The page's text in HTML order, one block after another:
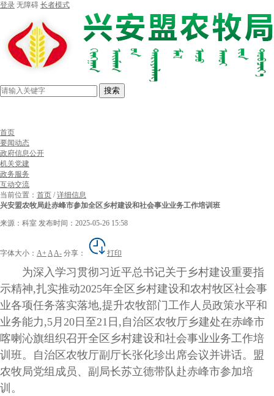
登录 无障碍 长者模式
搜索
首页
要闻动态
政府信息公开
机关党建
政务服务
互动交流
当前位置： 首页 /详细信息
兴安盟农牧局赴赤峰市参加全区乡村建设和社会事业业务工作培训班
来源：科室 发布时间：2025-05-26 15:58
字体大小： A+ AA- 分享： 打印
为深入学习贯彻习近平总书记关于乡村建设重要指
示精神,扎实推动2025年全区乡村建设和农村牧区社会事
业各项任务落实落地,提升农牧部门工作人员政策水平和
业务能力,5月20日至21日,自治区农牧厅乡建处在赤峰市
喀喇沁旗组织召开全区乡村建设和社会事业业务工作培
训班。自治区农牧厅副厅长张化珍出席会议并讲话。盟
农牧局党组成员、副局长苏立德带队赴赤峰市参加培
训。